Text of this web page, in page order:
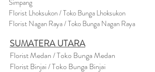
Simpang
Florist Lhoksukon / Toko Bunga Lhoksukon
Florist Nagan Raya / Toko Bunga Nagan Raya
SUMATERA UTARA
Florist Medan / Toko Bunga Medan
Florist Binjai / Toko Bunga Binjai